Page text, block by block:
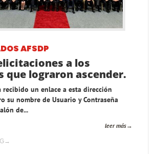
AFSDP
a los
que lograron ascender.
recibido un enlace a esta dirección
su nombre de Usuario y Contraseña
de...
leer más